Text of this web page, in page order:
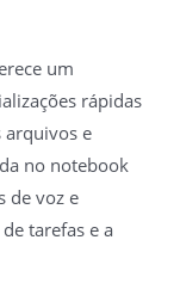
um
rápidas
arquivos e
no notebook
de voz e
tarefas e a